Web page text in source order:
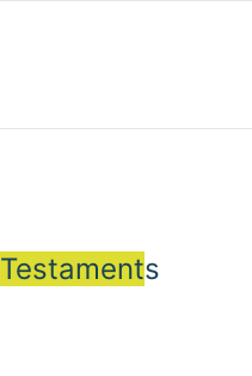
Testaments